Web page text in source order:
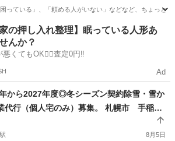
困っている」、「頼める人がいない」などなど、ちょっ
屋 御用聞き
家の押し入れ整理】眠っている人形あ
んか？
悪くてもOK🙆‍♀️査定0円‼️
Ad
から2027年度◎冬シーズン契約除雪・雪か
代行（個人宅のみ）募集。 札幌市 手稲
区のみ（一部エリアのみ） 限定。1か月分
金６００００円から～
8月5日